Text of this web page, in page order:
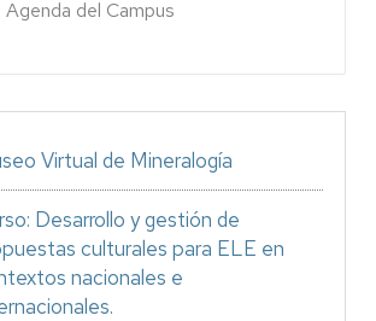
Agenda del Campus
Virtual de Mineralogía
Desarrollo y gestión de
culturales para ELE en
nacionales e